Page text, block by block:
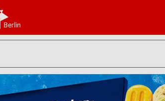
Berlin